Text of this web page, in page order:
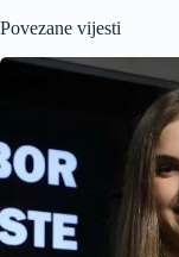
Povezane vijesti